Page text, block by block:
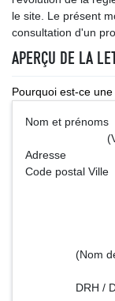
le site. Le présent
consultation d'un
APERÇU DE LA
Pourquoi est-ce
Nom
(Ville),
Adresse
Code postal Ville
(Nom de la
DRH /